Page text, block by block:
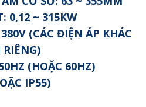
0,12 ~ 315KW
(CÁC ĐIỆN ÁP KHÁC
(HOẶC 60HZ)
IP55)